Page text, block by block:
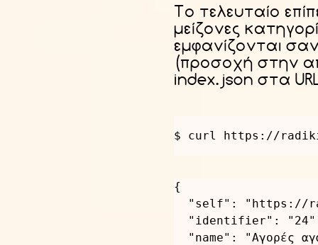
Το τελευταίο
μείζονες
εμφανίζονται
(προσοχή στην
index.json στα
$ curl https://
{
"self" :
"https://
"identifier" : "24"
"name" :
"Αγορές